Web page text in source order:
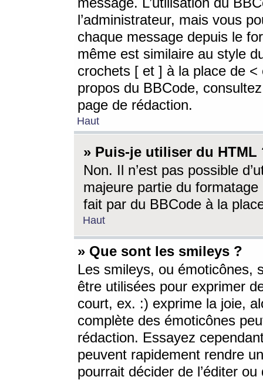
l’administrateur, mais vous
chaque message depuis le
même est similaire au style
crochets [ et ] à la place de <
propos du BBCode,
page de rédaction.
Haut
» Puis-je utiliser du HTML
Non. Il n’est pas possible
majeure partie du
fait par du BBCode à la
Haut
» Que sont les smileys ?
Les smileys, ou émoticônes,
être utilisées pour exprimer
court, ex. :) exprime la joie,
complète des émoticônes
rédaction. Essayez
peuvent rapidement rendre
pourrait décider de l’éditer